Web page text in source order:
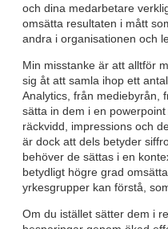
och dina medarbetare
omsätta resultaten i mått
andra i organisationen och
Min misstanke är att alltför
sig åt att samla ihop ett
Analytics, från mediebyrån,
sätta in dem i en
räckvidd, impressions och
är dock att dels betyder
behöver de sättas i en
betydligt högre grad
yrkesgrupper kan förstå,
Om du istället sätter dem i